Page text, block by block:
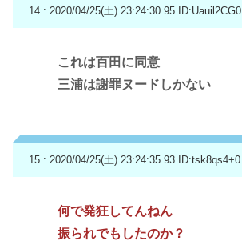
14 : 2020/04/25(土) 23:24:30.95 ID:Uauil2CG0
これは百田に同意
三浦は謝罪ヌードしかない
15 : 2020/04/25(土) 23:24:35.93 ID:tsk8qs4+0
何で発狂してんねん
振られでもしたのか？